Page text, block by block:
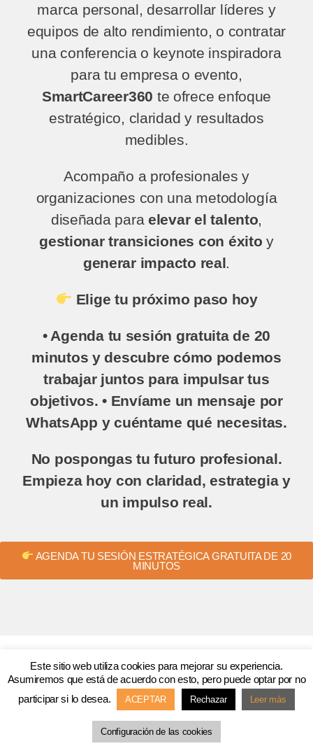
marca personal, desarrollar líderes y
equipos de alto rendimiento, o contratar
una conferencia o keynote inspiradora
para tu empresa o evento,
SmartCareer360 te ofrece enfoque
estratégico, claridad y resultados
medibles.
Acompaño a profesionales y
organizaciones con una metodología
diseñada paraelevar el talento,
gestionar transiciones con éxito y
generar impacto real.
Elige tu próximo paso hoy
• Agenda tu sesión gratuita de 20
minutos y descubre cómo podemos
trabajar juntos para impulsar tus
objetivos. • Envíame un mensaje por
WhatsApp y cuéntame qué necesitas.
No pospongas tu futuro profesional.
Empieza hoy con claridad, estrategia y
un impulso real.
AGENDA TU SESIÓN ESTRATÉGICA GRATUITA DE 20
MINUTOS
Aviso legal
Este sitio web utiliza cookies para mejorar su experiencia.
Asumiremos que está de acuerdo con esto, pero puede optar por no
participar si lo desea.
ACEPTAR Rechazar Leer más
Configuración de las cookies